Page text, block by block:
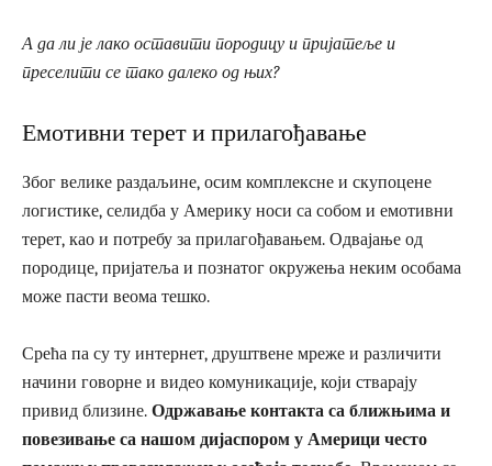
А да ли је лако оставити породицу и пријатеље и
преселити се тако далеко од њих?
Емотивни терет и прилагођавање
Због велике раздаљине, осим комплексне и скупоцене
логистике, селидба у Америку носи са собом и емотивни
терет, као и потребу за прилагођавањем. Одвајање од
породице, пријатеља и познатог окружења неким особама
може пасти веома тешко.
Срећа па су ту интернет, друштвене мреже и различити
начини говорне и видео комуникације, који стварају
привид близине. Одржавање контакта са ближњима и
повезивање са нашом дијаспором у Америци често